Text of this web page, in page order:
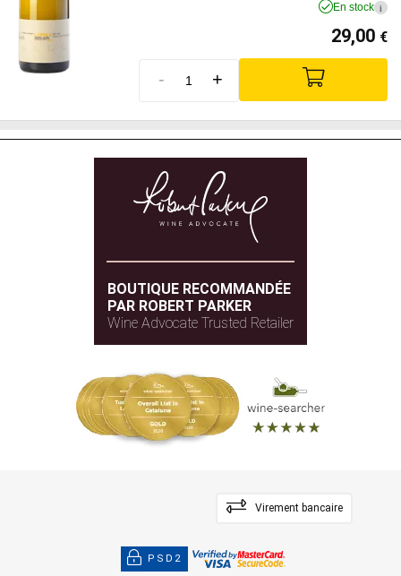
En stock i
29,00 €
- +
BOUTIQUE RECOMMANDÉE
PAR ROBERT PARKER
Wine Advocate Trusted Retailer
Virement bancaire
PSD2